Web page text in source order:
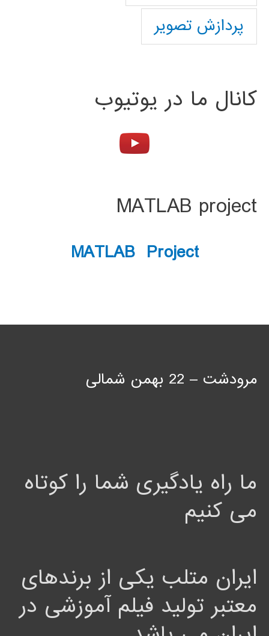
پردازش تصویر
کانال ما در یوتیوب
MATLAB project
MATLAB Project
مرودشت – 22 بهمن شمالی
ما راه یادگیری شما را کوتاه
می کنیم
ایران متلب یکی از برندهای
معتبر تولید فیلم آموزشی در